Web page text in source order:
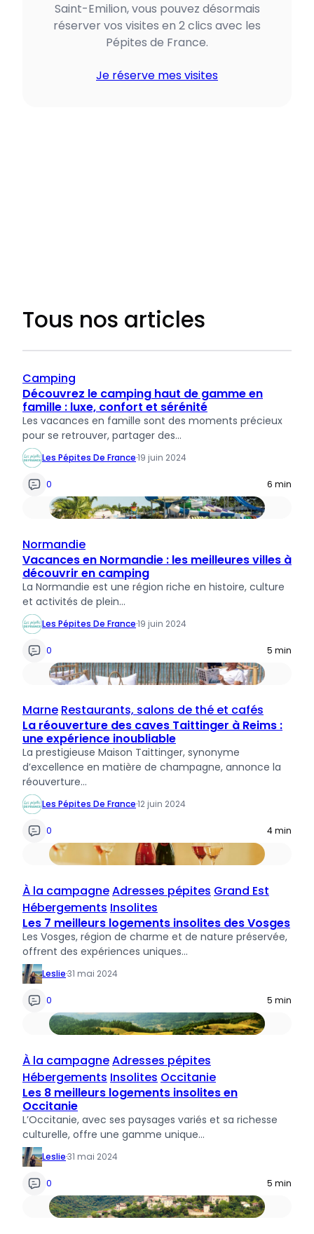
Saint-Emilion, vous pouvez désormais
réserver vos visites en 2 clics avec les
Pépites de France.
Je réserve mes visites
Tous nos articles
Camping
Découvrez le camping haut de gamme en
famille : luxe, confort et sérénité
Les vacances en famille sont des moments précieux
pour se retrouver, partager des…
Les Pépites De France·19 juin 2024
0 6 min
Normandie
Vacances en Normandie : les meilleures villes à
découvrir en camping
La Normandie est une région riche en histoire, culture
et activités de plein…
Les Pépites De France·19 juin 2024
0 5 min
Marne Restaurants, salons de thé et cafés
La réouverture des caves Taittinger à Reims :
une expérience inoubliable
La prestigieuse Maison Taittinger, synonyme
d’excellence en matière de champagne, annonce la
réouverture…
Les Pépites De France·12 juin 2024
0 4 min
À la campagneAdresses pépites Grand Est
Hébergements Insolites
Les 7 meilleurs logements insolites des Vosges
Les Vosges, région de charme et de nature préservée,
offrent des expériences uniques…
Leslie·31 mai 2024
0 5 min
À la campagneAdresses pépites
Hébergements Insolites Occitanie
Les 8 meilleurs logements insolites en
Occitanie
L’Occitanie, avec ses paysages variés et sa richesse
culturelle, offre une gamme unique…
Leslie·31 mai 2024
0 5 min